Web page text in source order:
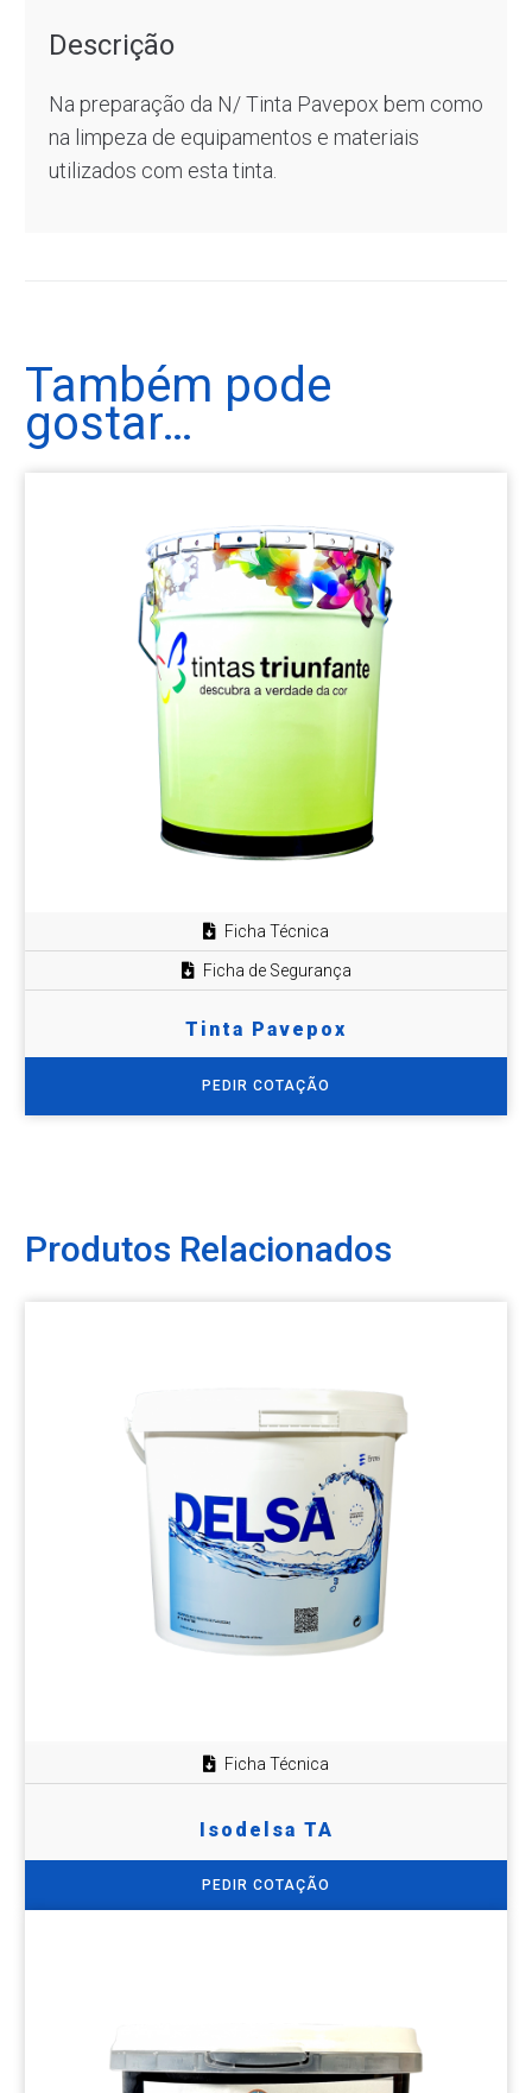
Descrição
Na preparação da N/ Tinta Pavepox bem como
na limpeza de equipamentos e materiais
utilizados com esta tinta.
Também pode
gostar…
Ficha Técnica
Ficha de Segurança
Tinta Pavepox
PEDIR COTAÇÃO
Produtos Relacionados
Ficha Técnica
Isodelsa TA
PEDIR COTAÇÃO